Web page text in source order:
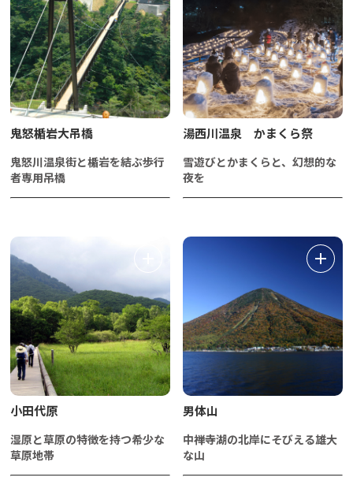
鬼怒楯岩大吊橋
鬼怒川温泉街と楯岩を結ぶ歩行
者専用吊橋
湯西川温泉 かまくら祭
雪遊びとかまくらと、幻想的な
夜を
小田代原
湿原と草原の特徴を持つ希少な
草原地帯
男体山
中禅寺湖の北岸にそびえる雄大
な山